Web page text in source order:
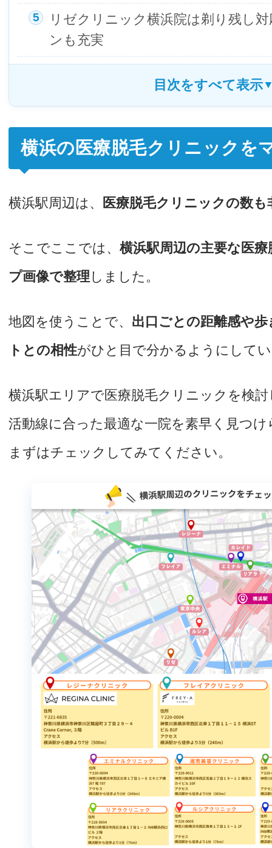
リゼクリニック横浜院は剃り残し
ンも充実
横浜の医療脱毛クリニックを
横浜駅周辺は、 医療脱毛クリニックの数
そこでここでは、 横浜駅周辺の主要な医
プ画像で整理 しました。
地図を使うことで、 出口ごとの距離感や
トとの相性がひと目で分かるようにして
横浜駅エリアで医療脱毛クリニックを検
活動線に合った最適な一院を素早く見つ
まずはチェックしてみてください。